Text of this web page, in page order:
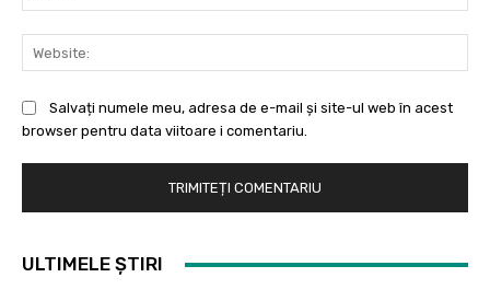
Salvați numele meu, adresa de e-mail și site-ul web în acest
browser pentru data viitoare i comentariu.
ULTIMELE ȘTIRI